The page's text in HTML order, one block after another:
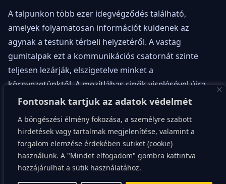
Fontosnak tartjuk az adatok védelmét
A böngészési élmény fokozása, a személyre szabott
hirdetések vagy tartalmak megjelenítése, valamint a
forgalom elemzése érdekében sütiket (cookie)
használunk. A "Mindet elfogadom" gombra kattintva
hozzájárulhat a sütik használatához.
A talpunkon több ezer idegvégződés található,
amelyek folyamatosan információt küldenek az
agynak a testünk térbeli helyzetéről. A vastag
gumitalpak ezt a kommunikációs csatornát szinte
teljesen lezárják, elszigetelve minket a
környezetünktől. A mezítlábas cipők viselésével újra
megnyitjuk ezt az információs szupersztrádát. Az
felületen járunk, legyen az fű, aszfalt vagy erdei talaj.
Ez a fokozott érzékelés drasztikusan javítja az
egyensúlyérzéket és a koordinációt.
Idősebb korban különösen fontos az egyensúly